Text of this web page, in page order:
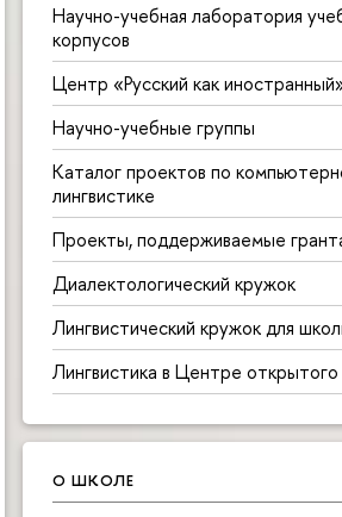
Научно-учебная лаборатория
корпусов
Центр «Русский как
Научно-учебные группы
Каталог проектов по
лингвистике
Проекты, поддерживаемые
Диалектологический кружок
Лингвистический кружок для
Лингвистика в Центре открытого
О ШКОЛЕ